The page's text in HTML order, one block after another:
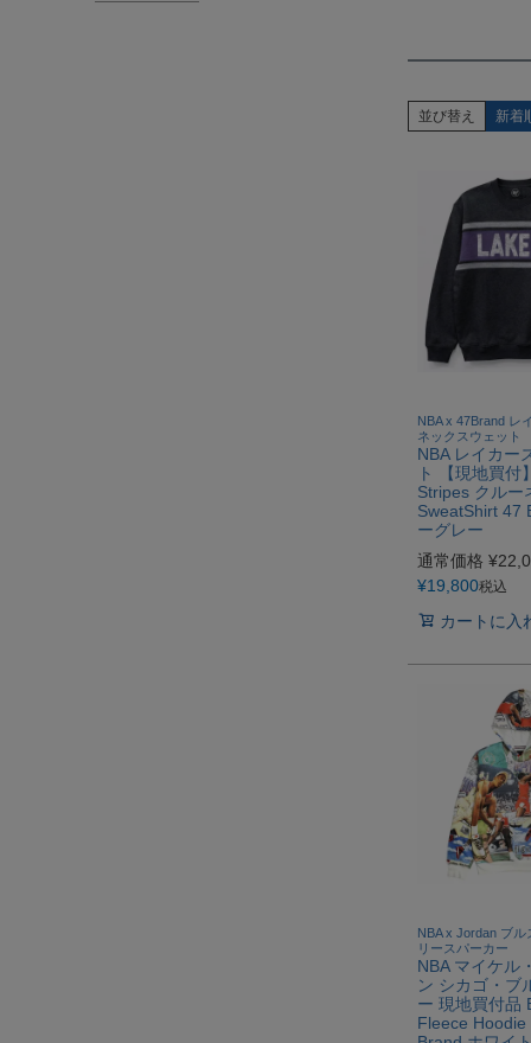
並び替え 新着
NBA x 47Brand レ
ネックスウェット
NBA レイカー
ト 【現地買付
Stripes クルー
SweatShirt 47
ーグレー
通常価格 ¥
¥19,800税込
カートに入
NBA x Jordan ブ
リースパーカー
NBA マイケル
ン シカゴ・ブ
ー 現地買付品
Fleece Hoodie